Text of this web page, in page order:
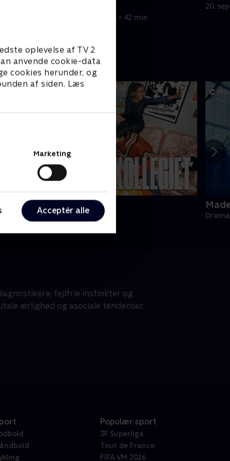
oplevelse af TV 2
anvende cookie-data
cookies herunder, og
af siden. Læs
Marketing
Acceptér alle
20. september 2022 • 42 min
20.
Kollegiet
• 1 sæsoner
fejlfrie instinkter og
ærlighed og asociale tendenser.
Populær sport
3F Superliga
Tour de France
FIFA VM 2026